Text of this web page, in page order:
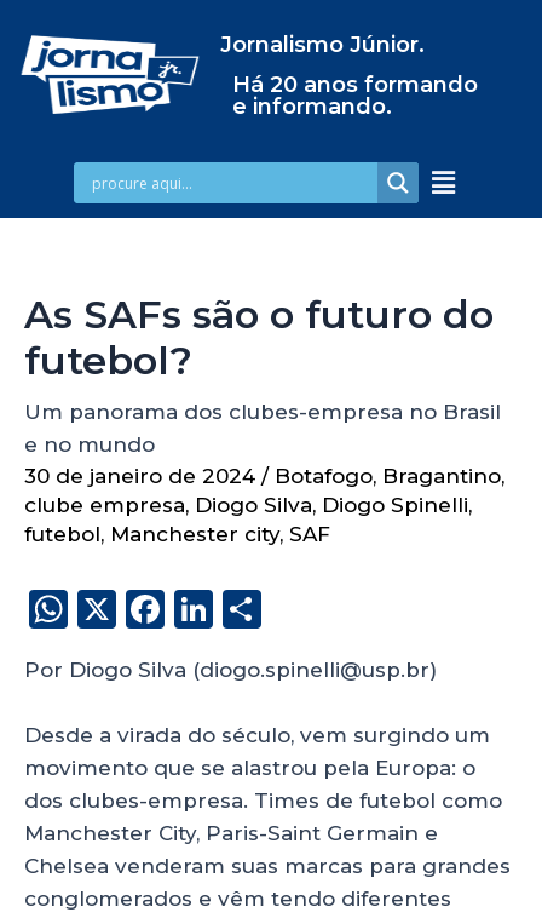
Jornalismo Júnior.
Há 20 anos formando
e informando.
As SAFs são o futuro do
futebol?
Um panorama dos clubes-empresa no Brasil
e no mundo
30 de janeiro de 2024 / Botafogo, Bragantino,
clube empresa, Diogo Silva, Diogo Spinelli,
futebol, Manchester city, SAF
W
a
ts
A
p
p
X
F
c
e
b
o
o
k
Li
k
e
dI
n
a
re
Por Diogo Silva (diogo.spinelli@usp.br)
Desde a virada do século, vem surgindo um
movimento que se alastrou pela Europa: o
dos clubes-empresa. Times de futebol como
Manchester City, Paris-Saint Germain e
Chelsea venderam suas marcas para grandes
conglomerados e vêm tendo diferentes